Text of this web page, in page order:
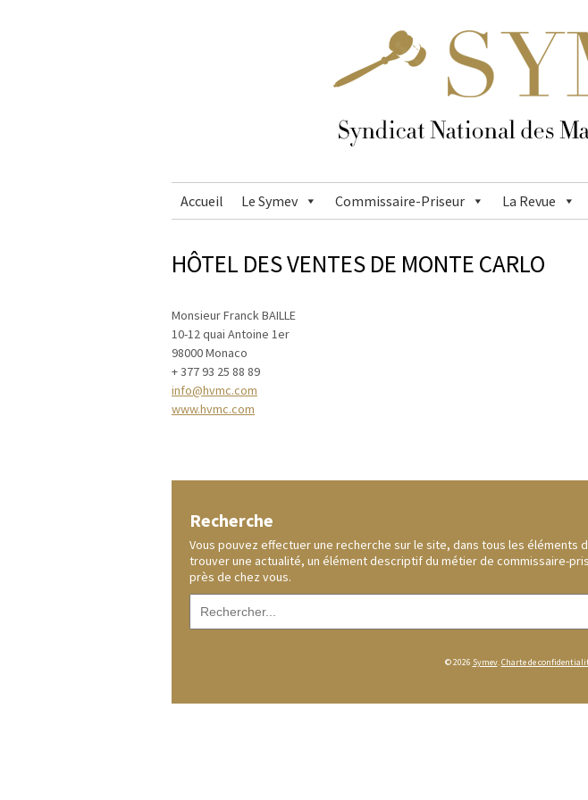
Accueil Le Symev Commissaire-Priseur La Revue
HÔTEL DES VENTES DE MONTE CARLO
Monsieur Franck BAILLE
10-12 quai Antoine 1er
98000Monaco
+ 377 93 25 88 89
info@hvmc.com
www.hvmc.com
Recherche
Vous pouvez effectuer une recherche sur le site, dans tous les éléments
trouver une actualité, un élément descriptif du métier de commissaire-
près de chez vous.
© 2026 Symev.Charte de